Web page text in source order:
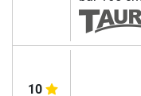
10